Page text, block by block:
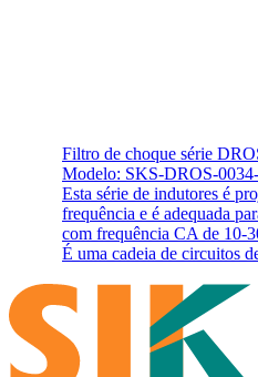
Filtro de choque série
Modelo: SKS-DROS-
Esta série de indutores é
frequência e é adequada
com frequência CA de 10-
É uma cadeia de circuitos